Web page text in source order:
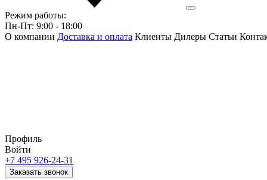
Режим работы:
Пн-Пт: 9:00 - 18:00
О компании Доставка и оплата Клиенты Дилеры Статьи
Профиль
Войти
+7 495 926-24-31
Заказать звонок